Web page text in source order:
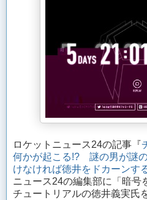
ロケットニュース24の記事『
何かが起こる!? 謎の男が謎
けなければ徳井をドカーンする
ニュース24の編集部に「暗号
チュートリアルの徳井義実氏